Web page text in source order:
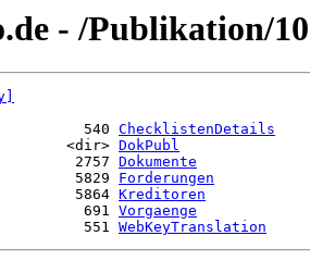
- /Publikation/
540
ChecklistenDetails
<dir> DokPubl
2757
Dokumente
5829
Forderungen
5864
Kreditoren
691
Vorgaenge
551
WebKeyTranslation